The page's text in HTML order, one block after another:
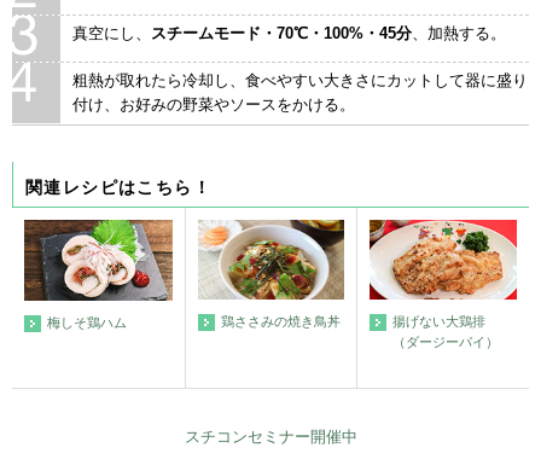
真空にし、 スチームモード・70℃・100%・45分、加熱する。
粗熱が取れたら冷却し、食べやすい大きさにカットして器に盛り
付け、お好みの野菜やソースをかける。
関連レシピはこちら！
梅しそ鶏ハム 鶏ささみの焼き鳥丼
揚げない大鶏排
（ダージーパイ）
スチコンセミナー開催中